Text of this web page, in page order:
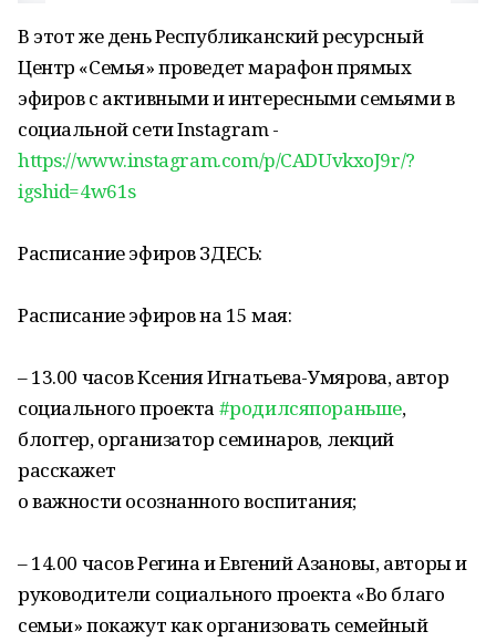
В этот же день Республиканский ресурсный
Центр «Семья» проведет марафон прямых
эфиров с активными и интересными семьями в
социальной сети Instagram -
https://www.instagram.com/p/CADUvkxoJ9r/?
igshid=4w61s
Расписание эфиров ЗДЕСЬ:
Расписание эфиров на 15 мая:⠀
– 13.00 часов Ксения Игнатьева-Умярова, автор
социального проекта #родилсяпораньше,
блоггер, организатор семинаров, лекций
расскажет
о важности осознанного воспитания;
– 14.00 часов Регина и Евгений Азановы, авторы и
руководители социального проекта «Во благо
семьи» покажут как организовать семейный